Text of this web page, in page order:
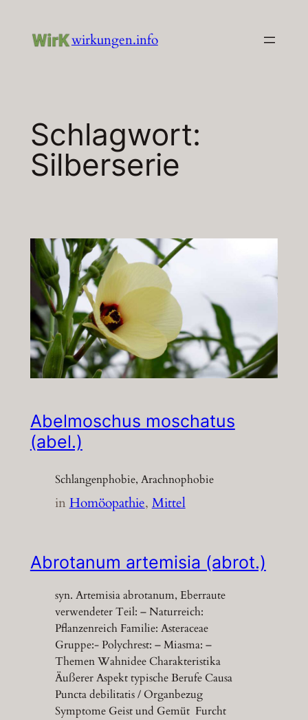
Inhalt
wirkungen.info
Schlagwort:
Silberserie
Abelmoschus moschatus
(abel.)
Schlangenphobie, Arachnophobie
inHomöopathie, Mittel
Abrotanum artemisia (abrot.)
syn. Artemisia abrotanum, Eberraute
verwendeter Teil: – Naturreich:
Pflanzenreich Familie: Asteraceae
Gruppe:- Polychrest: – Miasma: –
Themen Wahnidee Charakteristika
Äußerer Aspekt typische Berufe Causa
Puncta debilitatis / Organbezug
Symptome Geist und Gemüt Furcht